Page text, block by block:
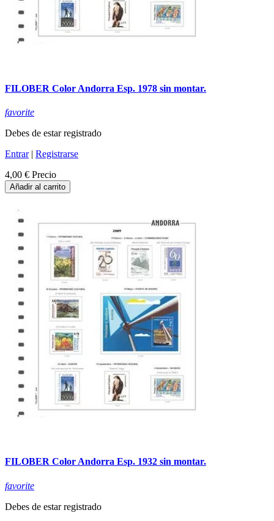
FILOBER Color Andorra Esp. 1978 sin montar.
favorite
Debes de estar registrado
Entrar| Registrarse
4,00 € Precio
Añadir al carrito
FILOBER Color Andorra Esp. 1932 sin montar.
favorite
Debes de estar registrado